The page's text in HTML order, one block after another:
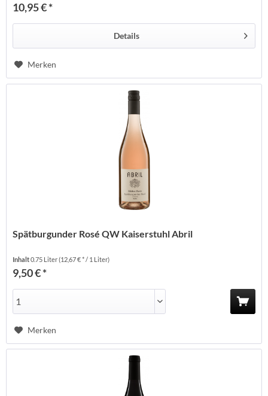
10,95 € *
Details
Merken
Spätburgunder Rosé QW Kaiserstuhl Abril
Inhalt0.75 Liter(12,67 € * / 1 Liter)
9,50 € *
Merken